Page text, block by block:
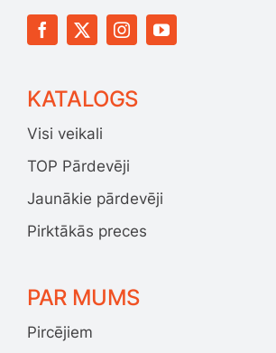
KATALOGS
Visi veikali
TOP Pārdevēji
Jaunākie pārdevēji
Pirktākās preces
PAR MUMS
Pircējiem